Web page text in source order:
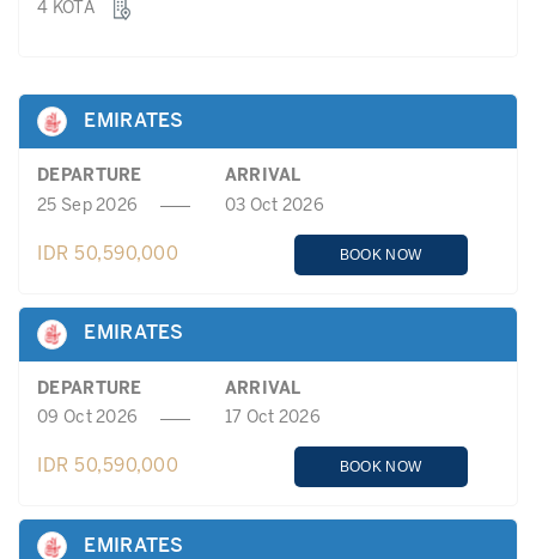
4 KOTA
EMIRATES
DEPARTURE
ARRIVAL
25 Sep 2026
03 Oct 2026
IDR 50,590,000 BOOK NOW
EMIRATES
DEPARTURE
ARRIVAL
09 Oct 2026
17 Oct 2026
IDR 50,590,000 BOOK NOW
EMIRATES